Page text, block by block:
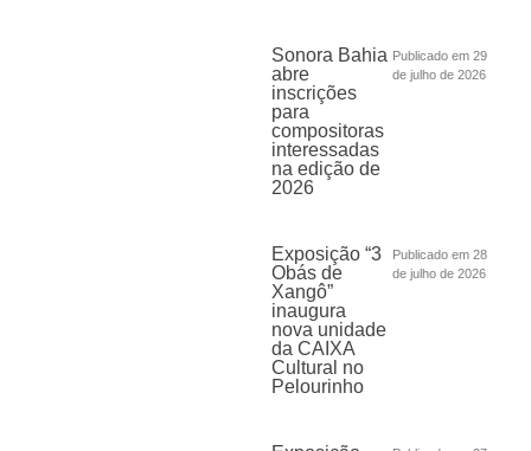
Sonora Bahia
abre
inscrições
para
compositoras
interessadas
na edição de
2026
Publicado em 29
de julho de 2026
Exposição “3
Obás de
Xangô”
inaugura
nova unidade
da CAIXA
Cultural no
Pelourinho
Publicado em 28
de julho de 2026